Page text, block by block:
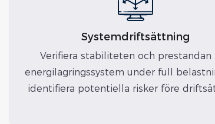
Systemdriftsättning
Verifiera stabiliteten och prestandan
energilagringssystem under full
identifiera potentiella risker före